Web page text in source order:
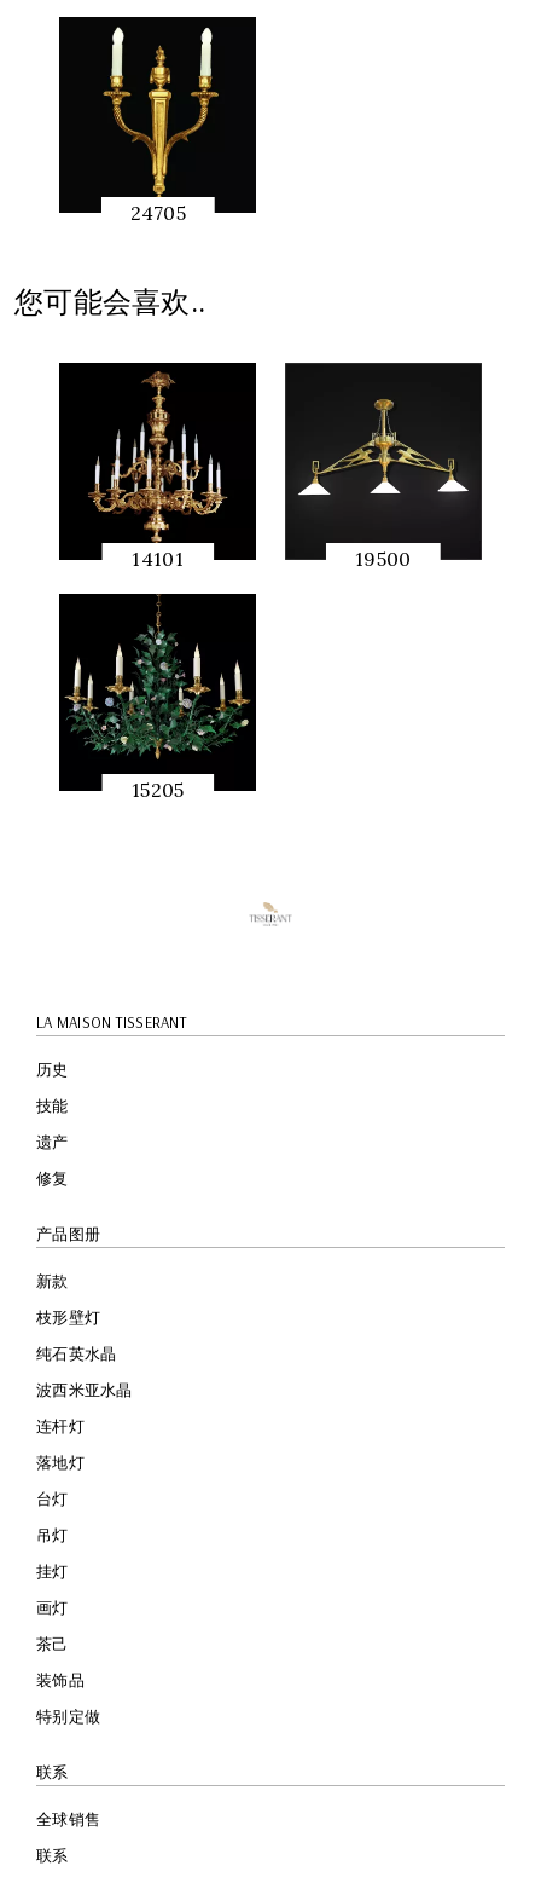
快速预
览
24705
您可能会喜欢..
14101
快速预
览
19500
15205
LA MAISON TISSERANT
历史
技能
遗产
修复
产品图册
新款
枝形壁灯
纯石英水晶
波西米亚水晶
连杆灯
落地灯
台灯
吊灯
挂灯
画灯
茶己
装饰品
特别定做
联系
全球销售
联系